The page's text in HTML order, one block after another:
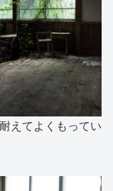
えてよくもってい